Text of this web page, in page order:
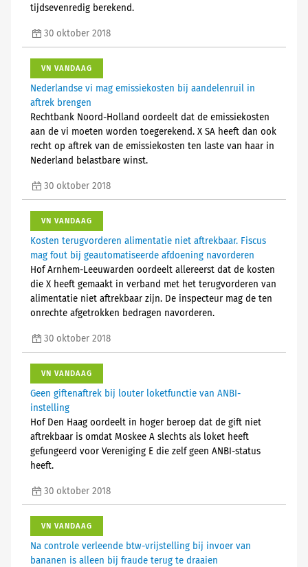
tijdsevenredig berekend.
30 oktober 2018
VN VANDAAG
Nederlandse vi mag emissiekosten bij aandelenruil in
aftrek brengen
Rechtbank Noord-Holland oordeelt dat de emissiekosten
aan de vi moeten worden toegerekend. X SA heeft dan ook
recht op aftrek van de emissiekosten ten laste van haar in
Nederland belastbare winst.
30 oktober 2018
VN VANDAAG
Kosten terugvorderen alimentatie niet aftrekbaar. Fiscus
mag fout bij geautomatiseerde afdoening navorderen
Hof Arnhem-Leeuwarden oordeelt allereerst dat de kosten
die X heeft gemaakt in verband met het terugvorderen van
alimentatie niet aftrekbaar zijn. De inspecteur mag de ten
onrechte afgetrokken bedragen navorderen.
30 oktober 2018
VN VANDAAG
Geen giftenaftrek bij louter loketfunctie van ANBI-
instelling
Hof Den Haag oordeelt in hoger beroep dat de gift niet
aftrekbaar is omdat Moskee A slechts als loket heeft
gefungeerd voor Vereniging E die zelf geen ANBI-status
heeft.
30 oktober 2018
VN VANDAAG
Na controle verleende btw-vrijstelling bij invoer van
bananen is alleen bij fraude terug te draaien